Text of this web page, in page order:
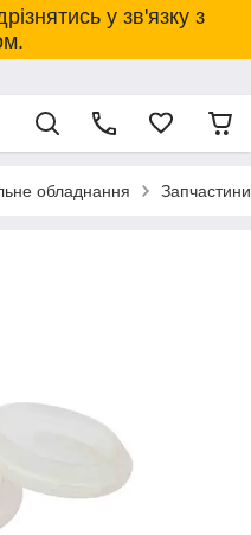
у зв'язку з
обладнання